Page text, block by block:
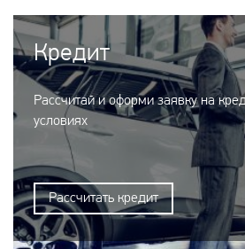
Кредит
Рассчитай и оформи заявку на
условиях
Рассчитать кредит